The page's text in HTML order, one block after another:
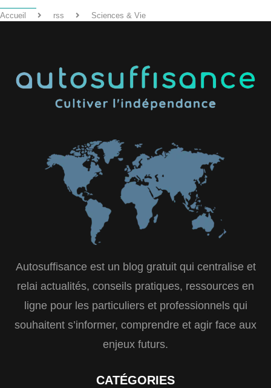
Accueil rss Sciences & Vie
Autosuffisance est un blog gratuit qui centralise et
relai actualités, conseils pratiques, ressources en
ligne pour les particuliers et professionnels qui
souhaitent s’informer, comprendre et agir face aux
enjeux futurs.
CATÉGORIES